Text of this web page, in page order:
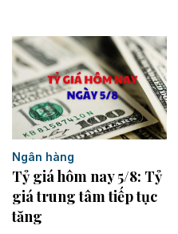
Ngân hàng
Tỷ giá hôm nay 5/8: Tỷ
giá trung tâm tiếp tục
tăng